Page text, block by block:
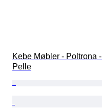
Kebe Møbler - Poltrona -
Pelle